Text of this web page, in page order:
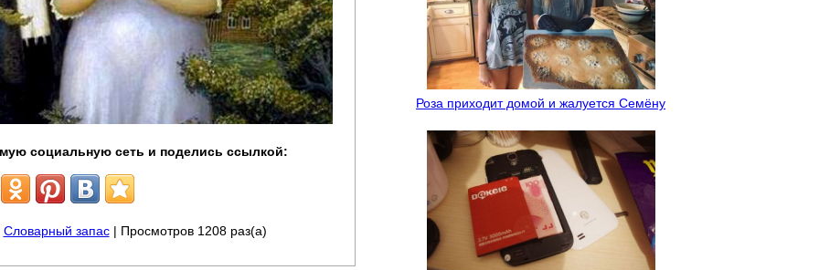
социальную сеть и поделись ссылкой:
Словарный запас| Просмотров 1208 раз(а)
Роза приходит домой и жалуется Семёну